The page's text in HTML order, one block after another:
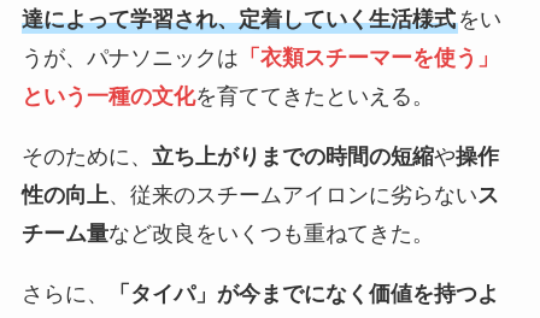
達によって学習され、定着していく生活様式をい
うが、パナソニックは 「衣類スチーマーを使う」
という一種の文化を育ててきたといえる。
そのために、 立ち上がりまでの時間の短縮や操作
性の向上、従来のスチームアイロンに劣らないス
チーム量など改良をいくつも重ねてきた。
さらに、
「タイパ」が今までになく価値を持つよ